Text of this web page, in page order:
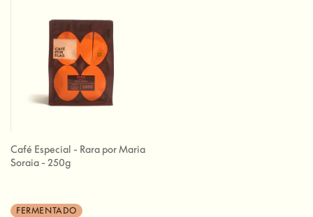
Café Especial - Rara por Maria
Soraia - 250g
FERMENTADO